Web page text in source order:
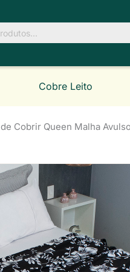
Cobre Leito
Cobrir Queen Malha